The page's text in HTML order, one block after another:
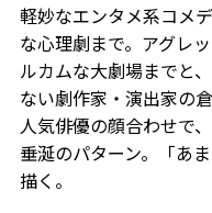
軽妙なエンタメ系コメ
な心理劇まで。アグレ
ルカムな大劇場までと
ない劇作家・演出家の
人気俳優の顔合わせで
垂涎のパターン。「あ
描く。